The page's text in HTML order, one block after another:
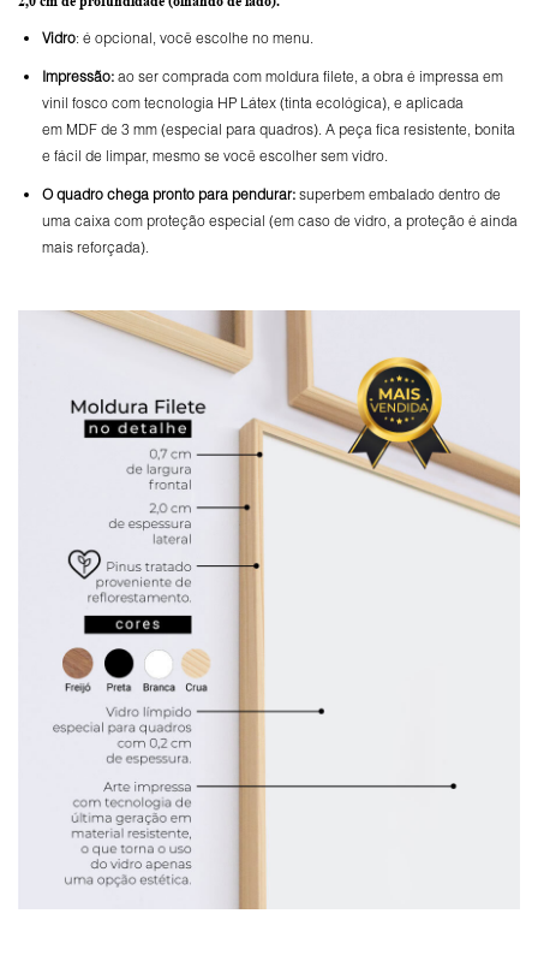
Vidro: é opcional, você escolhe no menu.
Impressão: ao ser comprada com moldura filete, a obra é impressa em
vinil fosco com tecnologia HP Látex (tinta ecológica), e aplicada
em MDF de 3 mm (especial para quadros). A peça fica resistente, bonita
e fácil de limpar, mesmo se você escolher sem vidro.
Oquadro chega pronto para pendurar: superbem embalado dentro de
uma caixa com proteção especial (em caso de vidro, a proteção é ainda
mais reforçada).